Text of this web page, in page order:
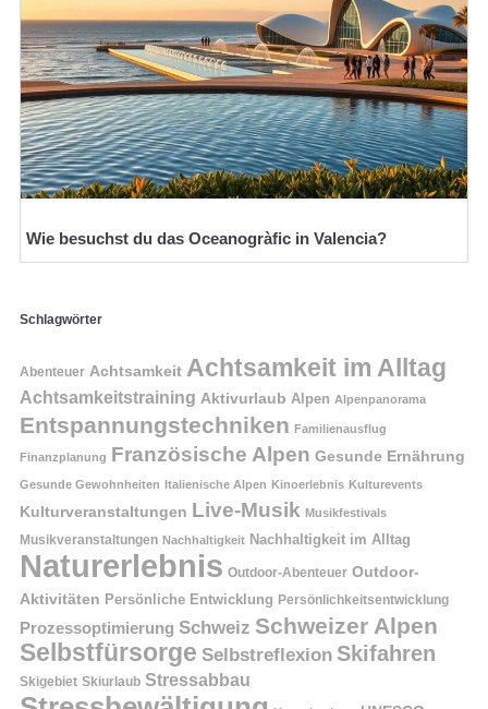
Wie besuchst du das Oceanogràfic in Valencia?
Schlagwörter
Abenteuer Achtsamkeit Achtsamkeit im Alltag
Achtsamkeitstraining Aktivurlaub Alpen Alpenpanorama
Entspannungstechniken Familienausflug
Finanzplanung Französische Alpen Gesunde Ernährung
Gesunde Gewohnheiten Italienische Alpen Kinoerlebnis Kulturevents
Kulturveranstaltungen Live-Musik Musikfestivals
Musikveranstaltungen Nachhaltigkeit Nachhaltigkeit im Alltag
Naturerlebnis Outdoor-Abenteuer Outdoor-
Aktivitäten Persönliche Entwicklung Persönlichkeitsentwicklung
Prozessoptimierung Schweiz Schweizer Alpen
Selbstfürsorge Selbstreflexion Skifahren
Skigebiet Skiurlaub Stressabbau